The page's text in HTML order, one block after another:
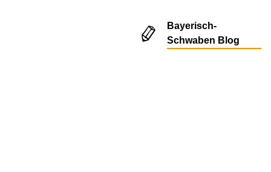
Bayerisch-
Schwaben Blog